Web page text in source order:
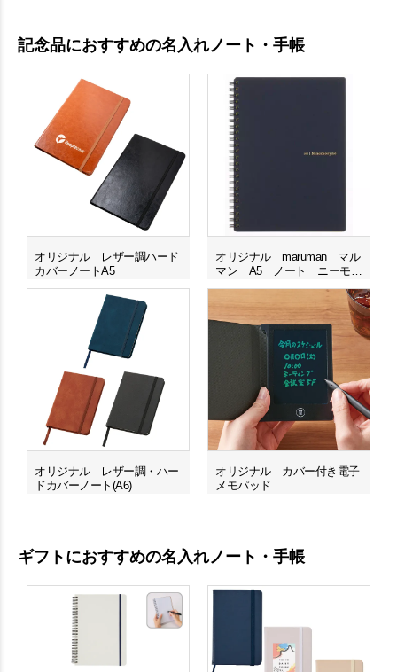
記念品におすすめの名入れノート・手帳
オリジナル レザー調ハード
カバーノートA5
オリジナル maruman マル
マン A5 ノート ニーモシ
オリジナル レザー調・ハー
ドカバーノート(A6)
オリジナル カバー付き電子
メモパッド
ギフトにおすすめの名入れノート・手帳